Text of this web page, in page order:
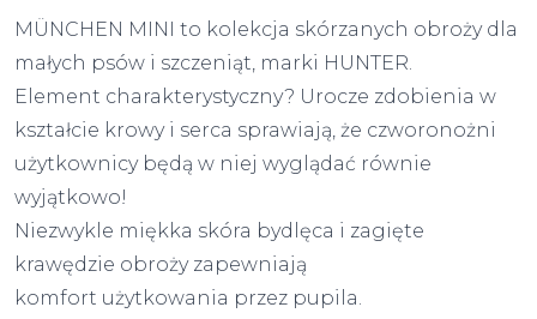
MÜNCHEN MINI to kolekcja skórzanych obroży dla
małych psów i szczeniąt, marki HUNTER.
Element charakterystyczny? Urocze zdobienia w
kształcie krowy i serca sprawiają, że czworonożni
użytkownicy będą w niej wyglądać równie
wyjątkowo!
Niezwykle miękka skóra bydlęca i zagięte
krawędzie obroży zapewniają
komfort użytkowania przez pupila.